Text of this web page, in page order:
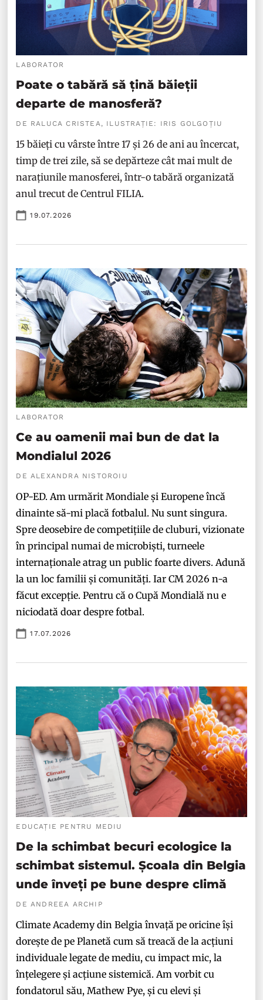
LABORATOR
Poate o tabără să țină băieții
departe de manosferă?
DE RALUCA CRISTEA, ILUSTRAȚIE: IRIS GOLGOȚIU
15 băieți cu vârste între 17 și 26 de ani au încercat,
timp de trei zile, să se depărteze cât mai mult de
narațiunile manosferei, într-o tabără organizată
anul trecut de Centrul FILIA.
19.07.2026
LABORATOR
Ce au oamenii mai bun de dat la
Mondialul 2026
DE ALEXANDRA NISTOROIU
OP-ED. Am urmărit Mondiale și Europene încă
dinainte să-mi placă fotbalul. Nu sunt singura.
Spre deosebire de competițiile de cluburi, vizionate
în principal numai de microbiști, turneele
internaționale atrag un public foarte divers. Adună
la un loc familii și comunități. Iar CM 2026 n-a
făcut excepție. Pentru că o Cupă Mondială nu e
niciodată doar despre fotbal.
17.07.2026
EDUCAȚIE PENTRU MEDIU
De la schimbat becuri ecologice la
schimbat sistemul. Școala din Belgia
unde înveți pe bune despre climă
DE ANDREEA ARCHIP
Climate Academy din Belgia învață pe oricine își
dorește de pe Planetă cum să treacă de la acțiuni
individuale legate de mediu, cu impact mic, la
înțelegere și acțiune sistemică. Am vorbit cu
fondatorul său, Mathew Pye, și cu elevi și